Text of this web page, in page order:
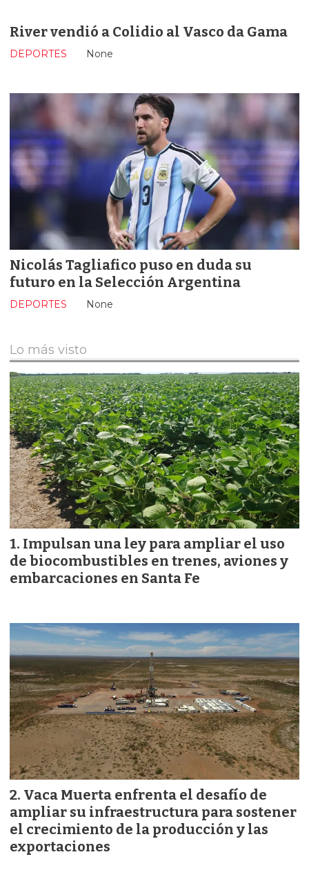
River vendió a Colidio al Vasco da Gama
None
DEPORTES
Nicolás Tagliafico puso en duda su
futuro en la Selección Argentina
None
DEPORTES
Lo más visto
Impulsan una ley para ampliar el uso
de biocombustibles en trenes, aviones y
embarcaciones en Santa Fe
Vaca Muerta enfrenta el desafío de
ampliar su infraestructura para sostener
el crecimiento de la producción y las
exportaciones